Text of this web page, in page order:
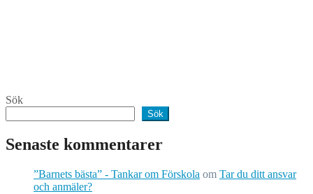
Sök
Sök
Senaste kommentarer
”Barnets bästa” - Tankar om Förskola om Tar du ditt ansvar
och anmäler?